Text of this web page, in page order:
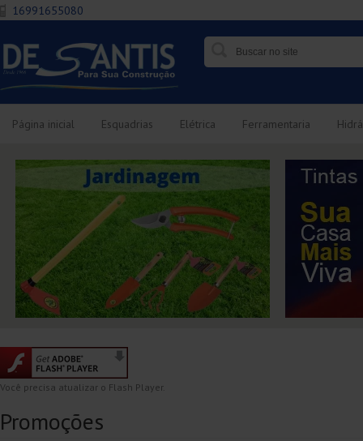
16991655080
Página inicial Esquadrias Elétrica Ferramentaria
Você precisa atualizar o Flash Player.
Promoções